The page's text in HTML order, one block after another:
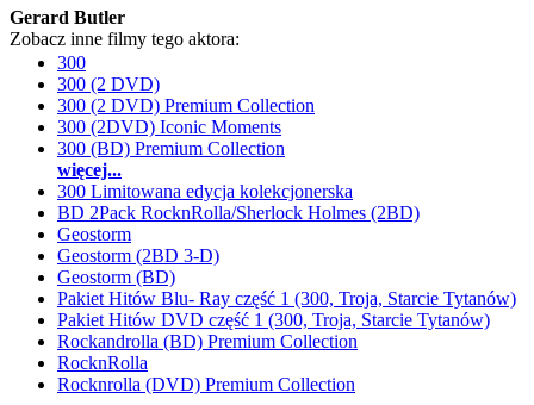
Gerard Butler
Zobacz inne filmy tego aktora:
300
300 (2 DVD)
300 (2 DVD) Premium Collection
300 (2DVD) Iconic Moments
300 (BD) Premium Collection
więcej...
300 Limitowana edycja kolekcjonerska
BD 2Pack RocknRolla/Sherlock Holmes (2BD)
Geostorm
Geostorm (2BD 3-D)
Geostorm (BD)
Pakiet Hitów Blu- Ray część 1 (300, Troja, Starcie Tytanów)
Pakiet Hitów DVD część 1 (300, Troja, Starcie Tytanów)
Rockandrolla (BD) Premium Collection
RocknRolla
Rocknrolla (DVD) Premium Collection